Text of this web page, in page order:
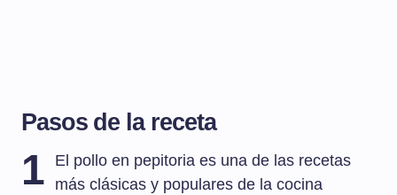
Pasos de la receta
1
El pollo en pepitoria es una de las recetas
más clásicas y populares de la cocina